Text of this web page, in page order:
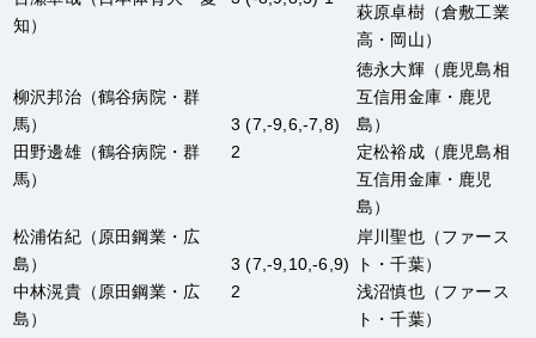
知）
萩原卓樹（倉敷工業
高・岡山）
柳沢邦治（鶴谷病院・群
馬）
田野邊雄（鶴谷病院・群
馬）
3 (7,-9,6,-7,8)
2
徳永大輝（鹿児島相
互信用金庫・鹿児
島）
定松裕成（鹿児島相
互信用金庫・鹿児
島）
松浦佑紀（原田鋼業・広
島）
中林滉貴（原田鋼業・広
島）
3 (7,-9,10,-6,9)
2
岸川聖也（ファース
ト・千葉）
浅沼慎也（ファース
ト・千葉）